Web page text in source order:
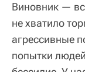
Виновник —
не хватило
агрессивные
попытки